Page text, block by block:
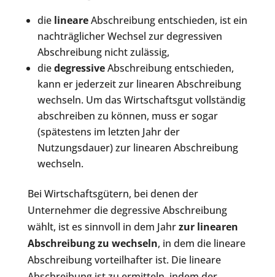
die lineareAbschreibung entschieden, ist ein
nachträglicher Wechsel zur degressiven
Abschreibung nicht zulässig,
diedegressiveAbschreibung entschieden,
kann er jederzeit zur linearen Abschreibung
wechseln. Um das Wirtschaftsgut vollständig
abschreiben zu können, muss er sogar
(spätestens im letzten Jahr der
Nutzungsdauer) zur linearen Abschreibung
wechseln.
Bei Wirtschaftsgütern, bei denen der
Unternehmer die degressive Abschreibung
wählt, ist es sinnvoll in dem Jahrzur linearen
Abschreibung zu wechseln, in dem die lineare
Abschreibung vorteilhafter ist. Die lineare